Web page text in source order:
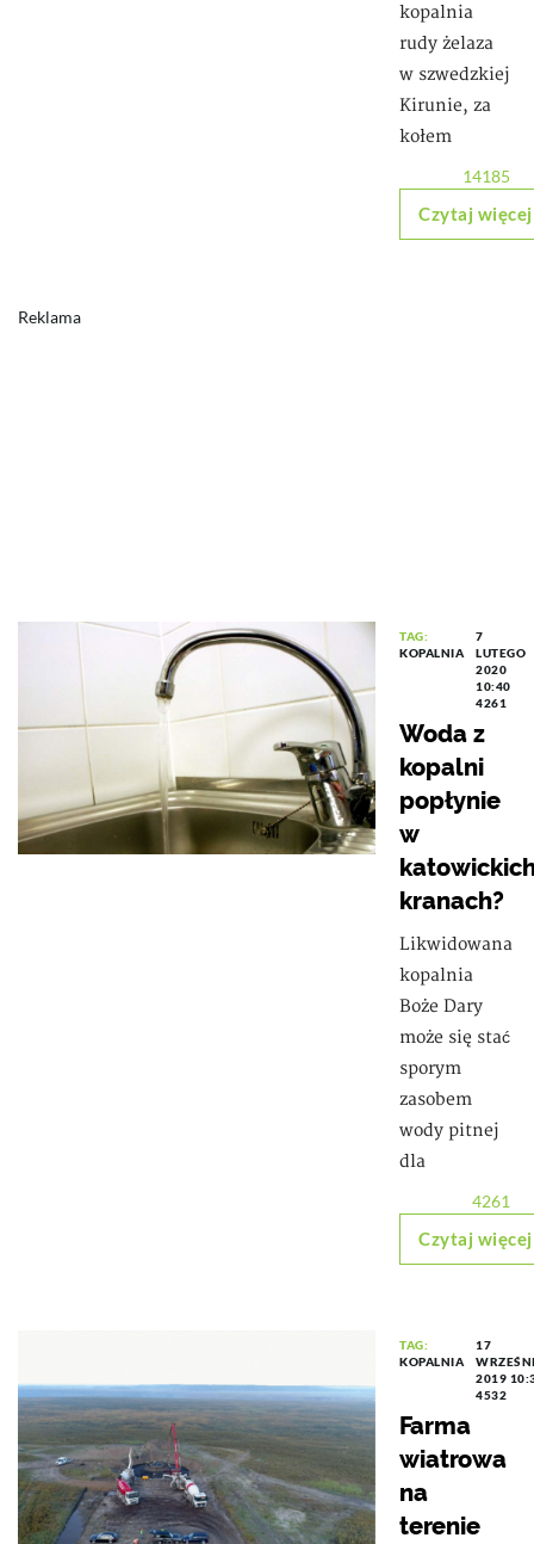
kopalnia
rudy żelaza
w szwedzkiej
Kirunie, za
kołem
14185
Czytaj więcej
Reklama
TAG:
KOPALNIA
7
LUTEGO
2020
10:40
4261
Woda z
kopalni
popłynie
w
kranach?
Likwidowana
kopalnia
Boże Dary
może się stać
sporym
zasobem
wody pitnej
dla
4261
Czytaj więcej
TAG:
KOPALNIA
17
2019
4532
Farma
wiatrowa
na
terenie